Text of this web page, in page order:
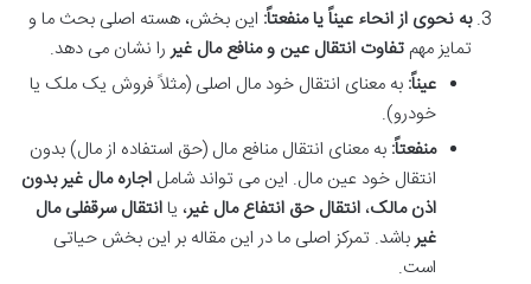
به نحوی از انحاء عیناً یا منفعتاً: این بخش، هسته اصلی بحث ما و
تمایز مهم تفاوت انتقال عین و منافع مال غیر را نشان می دهد.
عیناً: به معنای انتقال خود مال اصلی (مثلاً فروش یک ملک یا
خودرو).
منفعتاً: به معنای انتقال منافع مال (حق استفاده از مال) بدون
انتقال خود عین مال. این می تواند شامل اجاره مال غیر بدون
اذن مالک، انتقال حق انتفاع مال غیر، یاانتقال سرقفلی مال
غیرباشد. تمرکز اصلی ما در این مقاله بر این بخش حیاتی
است.